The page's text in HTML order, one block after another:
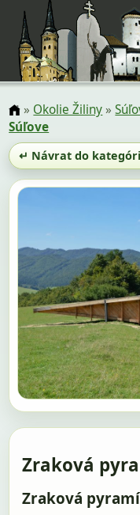
» Okolie Žiliny»
Súľove
↵ Návrat do
Zraková
Zraková